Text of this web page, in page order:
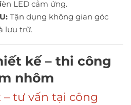
LED cảm ứng.
Tận dụng không gian góc
lưu trữ.
kế – thi công
nhôm
– tư vấn tại công